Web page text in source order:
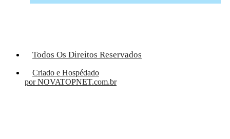
Todos Os Direitos Reservados
Criado e Hospédado
por NOVATOPNET.com.br